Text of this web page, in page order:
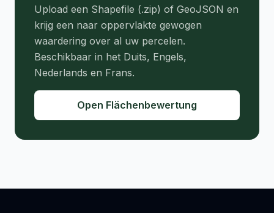
Upload een Shapefile (.zip) of GeoJSON en
krijg een naar oppervlakte gewogen
waardering over al uw percelen.
Beschikbaar in het Duits, Engels,
Nederlands en Frans.
Open Flächenbewertung